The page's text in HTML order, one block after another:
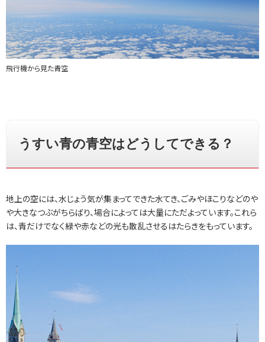
飛行機から見た青空
うすい青の青空はどうしてできる？
地上の空には、水じょう気が集まってできた水てき、ごみやほこりなどのや
や大きなつぶがちらばり、場合によっては大量にただよっています。これら
は、青だけでなく緑や赤などの光も散乱させるはたらきをもっています。